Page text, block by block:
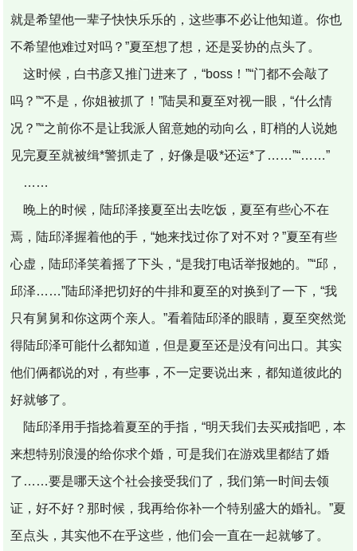
就是希望他一辈子快快乐乐的，这些事不必让他知道。你也
不希望他难过对吗？”夏至想了想，还是妥协的点头了。
这时候，白书彦又推门进来了，“boss！”“门都不会敲了
吗？”“不是，你姐被抓了！”陆昊和夏至对视一眼，“什么情
况？”“之前你不是让我派人留意她的动向么，盯梢的人说她
见完夏至就被缉*警抓走了，好像是吸*还运*了……”“……”
……
晚上的时候，陆邱泽接夏至出去吃饭，夏至有些心不在
焉，陆邱泽握着他的手，“她来找过你了对不对？”夏至有些
心虚，陆邱泽笑着摇了下头，“是我打电话举报她的。”“邱，
邱泽……”陆邱泽把切好的牛排和夏至的对换到了一下，“我
只有舅舅和你这两个亲人。”看着陆邱泽的眼睛，夏至突然觉
得陆邱泽可能什么都知道，但是夏至还是没有问出口。其实
他们俩都说的对，有些事，不一定要说出来，都知道彼此的
好就够了。
陆邱泽用手指捻着夏至的手指，“明天我们去买戒指吧，本
来想特别浪漫的给你求个婚，可是我们在游戏里都结了婚
了……要是哪天这个社会接受我们了，我们第一时间去领
证，好不好？那时候，我再给你补一个特别盛大的婚礼。”夏
至点头，其实他不在乎这些，他们会一直在一起就够了。